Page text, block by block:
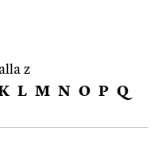
z
L M N O P Q